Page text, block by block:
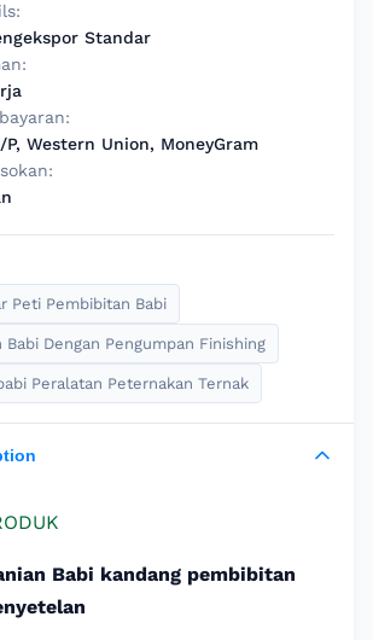
Standar
Western Union, MoneyGram
Peti Pembibitan Babi
Babi Dengan Pengumpan Finishing
Peralatan Peternakan Ternak
Babi kandang pembibitan